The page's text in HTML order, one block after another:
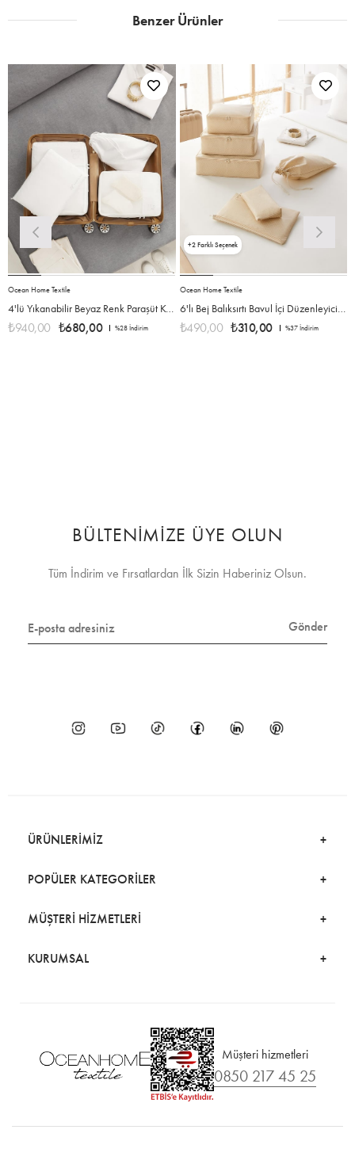
Benzer Ürünler
Ocean Home Textile
4'lü Yıkanabilir Beyaz Renk Paraşüt Kumaş Bavul İçi Organizer Set
₺680,00
₺940,00 %28İndirim
Ocean Home Textile
6'lı Bej Balıksırtı Bavul İçi Düzenleyici Set
₺310,00
₺490,00 %37 İndirim
2
BÜLTENİMİZE ÜYE OLUN
Tüm İndirim ve Fırsatlardan İlk Sizin Haberiniz Olsun.
Gönder
ÜRÜNLERİMİZ
POPÜLER KATEGORİLER
MÜŞTERİ HİZMETLERİ
KURUMSAL
Müşteri hizmetleri
0850 217 45 25